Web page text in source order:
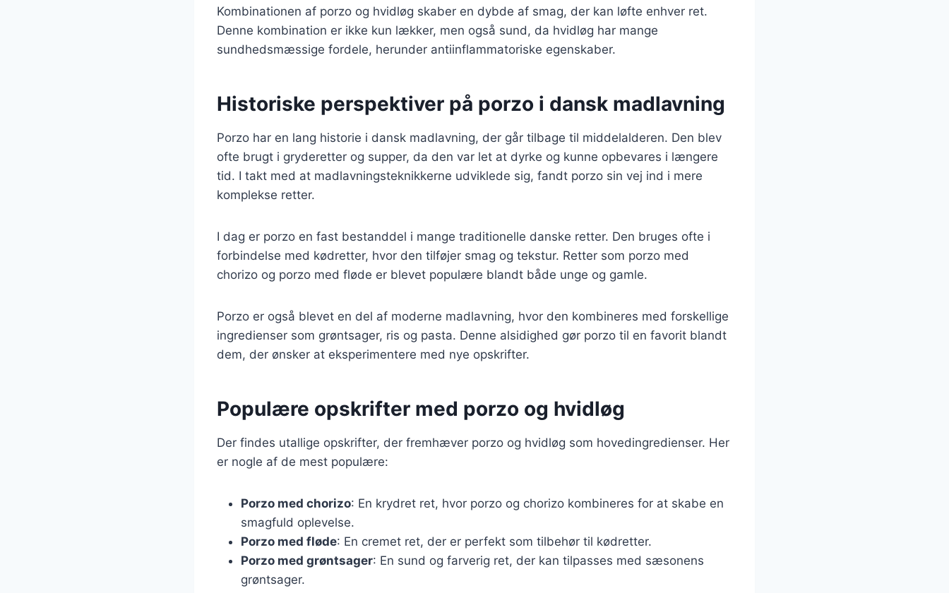
Kombinationen af porzo og hvidløg skaber en dybde af smag, der kan løfte enhver ret.
Denne kombination er ikke kun lækker, men også sund, da hvidløg har mange
sundhedsmæssige fordele, herunder antiinflammatoriske egenskaber.
Historiske perspektiver på porzo i dansk madlavning
Porzo har en lang historie i dansk madlavning, der går tilbage til middelalderen. Den blev
ofte brugt i gryderetter og supper, da den var let at dyrke og kunne opbevares i længere
tid. I takt med at madlavningsteknikkerne udviklede sig, fandt porzo sin vej ind i mere
komplekse retter.
I dag er porzo en fast bestanddel i mange traditionelle danske retter. Den bruges ofte i
forbindelse med kødretter, hvor den tilføjer smag og tekstur. Retter som porzo med
chorizo og porzo med fløde er blevet populære blandt både unge og gamle.
Porzo er også blevet en del af moderne madlavning, hvor den kombineres med forskellige
ingredienser som grøntsager, ris og pasta. Denne alsidighed gør porzo til en favorit blandt
dem, der ønsker at eksperimentere med nye opskrifter.
Populære opskrifter med porzo og hvidløg
Der findes utallige opskrifter, der fremhæver porzo og hvidløg som hovedingredienser. Her
er nogle af de mest populære:
Porzo med chorizo: En krydret ret, hvor porzo og chorizo kombineres for at skabe en
smagfuld oplevelse.
Porzo med fløde: En cremet ret, der er perfekt som tilbehør til kødretter.
Porzo med grøntsager: En sund og farverig ret, der kan tilpasses med sæsonens
grøntsager.